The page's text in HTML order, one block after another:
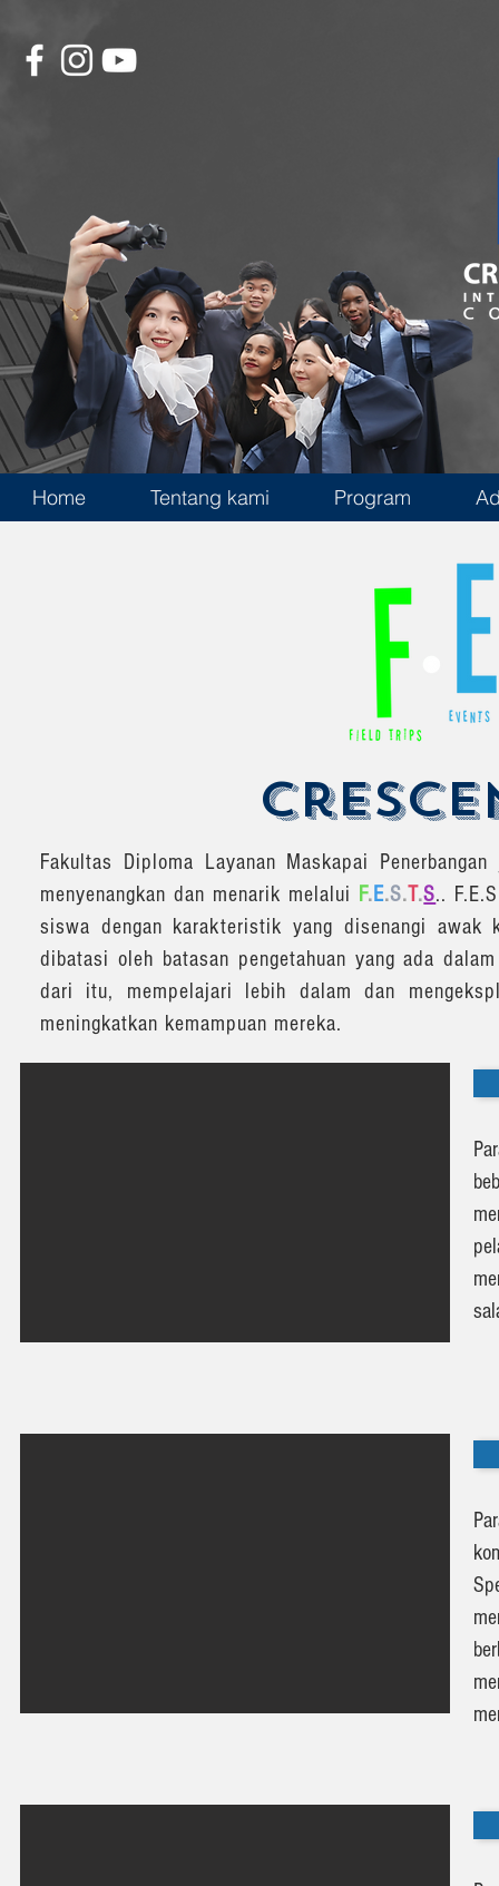
Home Tentang kami Program
Fakultas Diploma Layanan Maskapai
menyenangkan dan menarik melalui F.E.S.T.S..
siswa dengan karakteristik yang disenangi
dibatasi oleh batasan pengetahuan yang ada
dari itu, mempelajari lebih dalam dan
meningkatkan kemampuan mereka.